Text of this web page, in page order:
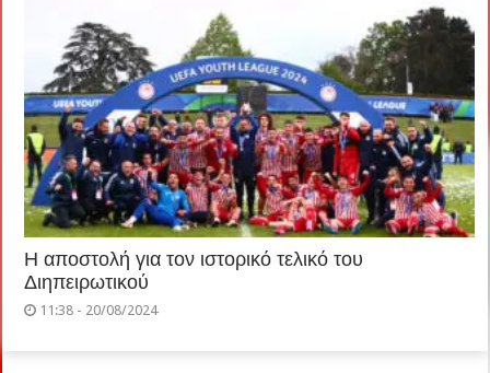
Η αποστολή για τον ιστορικό τελικό του
Διηπειρωτικού
11:38 - 20/08/2024